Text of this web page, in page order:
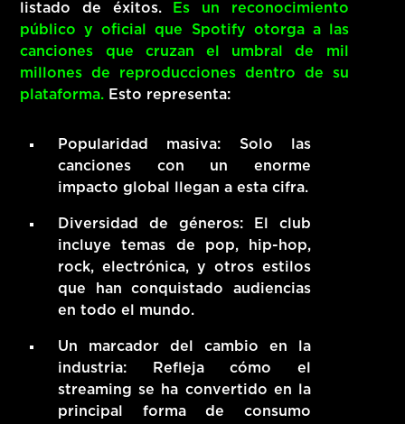
listado de éxitos.
Es un reconocimiento
público y oficial que Spotify otorga a las
canciones que cruzan el umbral de mil
millones de reproducciones dentro de su
plataforma. Esto representa:
Popularidad masiva: Solo las
canciones con un enorme
impacto global llegan a esta cifra.
Diversidad de géneros: El club
incluye temas de pop, hip-hop,
rock, electrónica, y otros estilos
que han conquistado audiencias
en todo el mundo.
Un marcador del cambio en la
industria: Refleja cómo el
streaming se ha convertido en la
principal forma de consumo